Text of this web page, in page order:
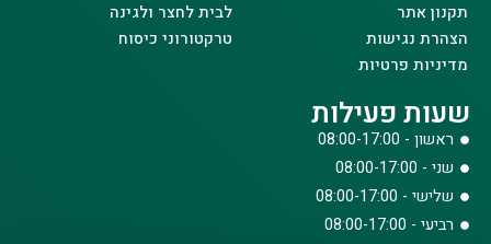
תקנון אתר
הצהרת נגישות
מדיניות פרטיות
לבית לחצר ולגינה
טרקטורוני כיסוח
שעות פעילות
ראשון - 08:00-17:00
שני - 08:00-17:00
שלישי - 08:00-17:00
רביעי - 08:00-17:00